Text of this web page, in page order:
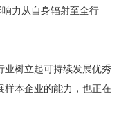
力从自身辐射至全行
树立起可持续发展优秀
本企业的能力，也正在